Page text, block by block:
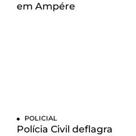
em Ampére
POLICIAL
Polícia Civil deflagra